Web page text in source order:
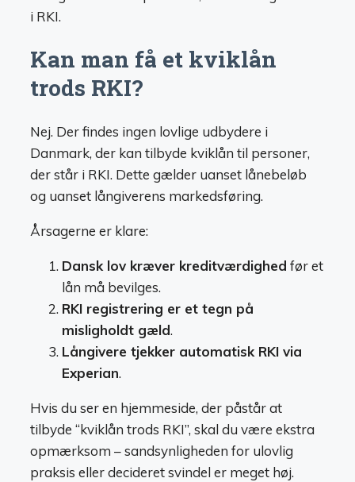
i RKI.
Kan man få et kviklån
trods RKI?
Nej. Der findes ingen lovlige udbydere i
Danmark, der kan tilbyde kviklån til personer,
der står i RKI. Dette gælder uanset lånebeløb
og uanset långiverens markedsføring.
Årsagerne er klare:
Dansk lov kræver kreditværdighed før et
lån må bevilges.
RKI registrering er et tegn på
misligholdt gæld.
Långivere tjekker automatisk RKI via
Experian.
Hvis du ser en hjemmeside, der påstår at
tilbyde “kviklån trods RKI”, skal du være ekstra
opmærksom – sandsynligheden for ulovlig
praksis eller decideret svindel er meget høj.